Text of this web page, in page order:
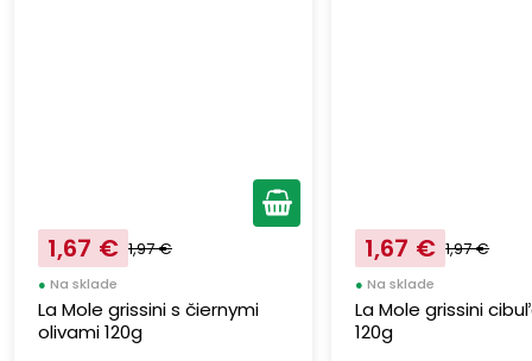
1,67 € 1,97 €
● Na sklade
La Mole grissini s čiernymi
olivami 120g
1,67 € 1,97 €
●Na sklade
La Mole grissini
120g